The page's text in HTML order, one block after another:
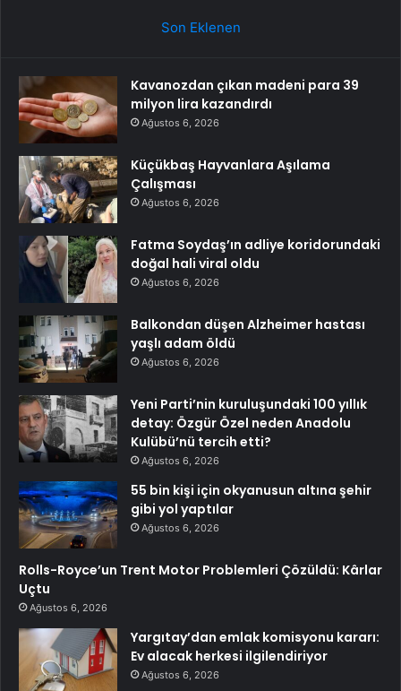
Son Eklenen
Kavanozdan çıkan madeni para 39
milyon lira kazandırdı
Ağustos 6, 2026
Küçükbaş Hayvanlara Aşılama
Çalışması
Ağustos 6, 2026
Fatma Soydaş’ın adliye koridorundaki
doğal hali viral oldu
Ağustos 6, 2026
Balkondan düşen Alzheimer hastası
yaşlı adam öldü
Ağustos 6, 2026
Yeni Parti’nin kuruluşundaki 100 yıllık
detay: Özgür Özel neden Anadolu
Kulübü’nü tercih etti?
Ağustos 6, 2026
55 bin kişi için okyanusun altına şehir
gibi yol yaptılar
Ağustos 6, 2026
Rolls-Royce’un Trent Motor Problemleri Çözüldü: Kârlar
Uçtu
Ağustos 6, 2026
Yargıtay’dan emlak komisyonu kararı:
Ev alacak herkesi ilgilendiriyor
Ağustos 6, 2026